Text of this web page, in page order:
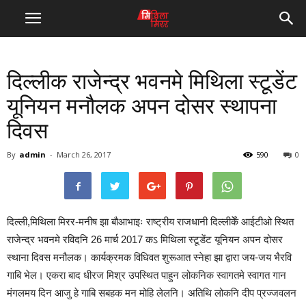
दिल्लीक राजेन्द्र भवनमे मिथिला स्टूडेंट
यूनियन मनौलक अपन दोसर स्थापना
दिवस
By admin - March 26, 2017 0
590
दिल्ली,मिथिला मिरर-मनीष झा बौआभाइः राष्ट्रीय राजधानी दिल्लीकेँ आईटीओ स्थित
राजेन्द्र भवनमे रविदनि 26 मार्च 2017 कऽ मिथिला स्टूडेंट यूनियन अपन दोसर
स्थाना दिवस मनौलक। कार्यक्रमक विधिवत शुरूआत स्नेहा झा द्वारा जय-जय भैरवि
गाबि भेल। एकरा बाद धीरज मिश्र उपस्थित पाहुन लोकनिक स्वागतमे स्वागत गान
मंगलमय दिन आजु हे गाबि सबहक मन मोहि लेलनि। अतिथि लोकनि दीप प्रज्जवलन